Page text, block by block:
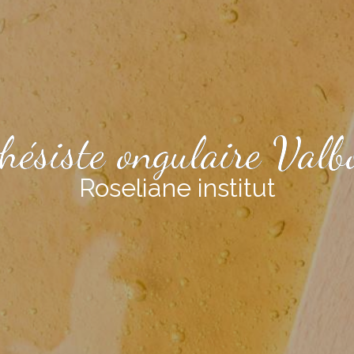
ongulaire
Roseliane institut